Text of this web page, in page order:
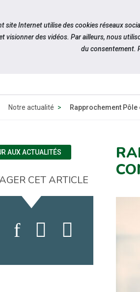
Notre actualité Rapprochement
AUX ACTUALITÉS
CET ARTICLE
site Internet utilise des cookies réseaux
visionner des vidéos. Par ailleurs, nous
du consentement.